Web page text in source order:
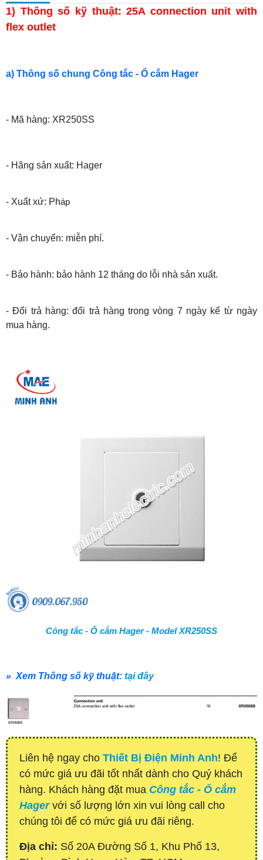
1) Thông số kỹ thuật: 25A connection unit with
flex outlet
a) Thông số chung Công tắc - Ổ cắm Hager
- Mã hàng: XR250SS
- Hãng sản xuất: Hager
- Xuất xứ: Pháp
- Vận chuyển: miễn phí.
- Bảo hành: bảo hành 12 tháng do lỗi nhà sản xuất.
- Đổi trả hàng: đổi trả hàng trong vòng 7 ngày kể từ ngày
mua hàng.
Công tắc - Ổ cắm Hager - Model XR250SS
» Xem Thông số kỹ thuật: tại đây
Liên hệ ngay cho Thiết Bị Điện Minh Anh! Để
có mức giá ưu đãi tốt nhất dành cho Quý khách
hàng. Khách hàng đặt mua Công tắc - Ổ cắm
Hagervới số lượng lớn xin vui lòng call cho
chúng tôi để có mức giá ưu đãi riêng.
Địa chỉ: Số 20A Đường Số 1, Khu Phố 13,